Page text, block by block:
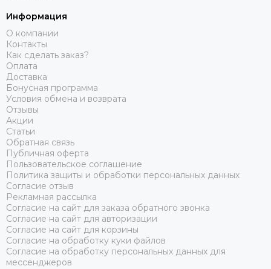
Информация
О компании
Контакты
Как сделать заказ?
Оплата
Доставка
Бонусная программа
Условия обмена и возврата
Отзывы
Акции
Статьи
Обратная связь
Публичная оферта
Пользовательское соглашение
Политика защиты и обработки персональных данных
Согласие отзыв
Рекламная рассылка
Согласие на сайт для заказа обратного звонка
Согласие на сайт для авторизации
Согласие на сайт для корзины
Согласие на обработку куки файлов
Согласие на обработку персональных данных для
мессенджеров